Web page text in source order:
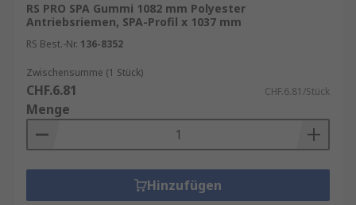
RS PRO SPA Gummi 1082 mm Polyester
Antriebsriemen, SPA-Profil x 1037 mm
RS Best.-Nr. 136-8352
Zwischensumme (1 Stück)
CHF.6.81 CHF.6.81/Stück
Menge
Hinzufügen